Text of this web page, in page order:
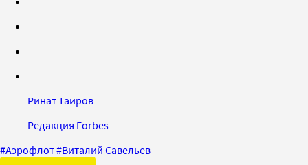
Ринат Таиров
Редакция Forbes
#Аэрофлот#Виталий Савельев